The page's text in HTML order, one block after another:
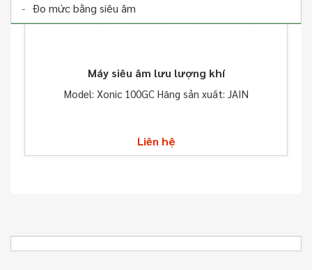
Đo mức bằng siêu âm
Máy siêu âm lưu lượng khí
Model: Xonic 100GC Hãng sản xuất: JAIN
Liên hệ